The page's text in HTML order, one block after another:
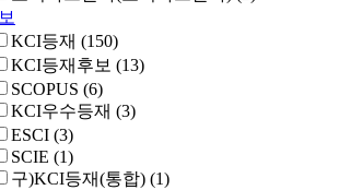
KCI등재 (150)
KCI등재후보 (13)
SCOPUS (6)
KCI우수등재 (3)
ESCI (3)
SCIE (1)
구)KCI등재(통합) (1)